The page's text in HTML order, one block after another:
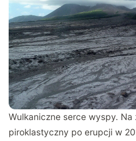
Wulkaniczne serce wyspy. Na
piroklastyczny po erupcji w